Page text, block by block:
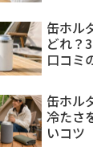
缶ホル
どれ？
口コミ
缶ホル
冷たさ
いコツ